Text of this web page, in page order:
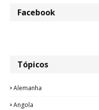
Facebook
Tópicos
Alemanha
Angola